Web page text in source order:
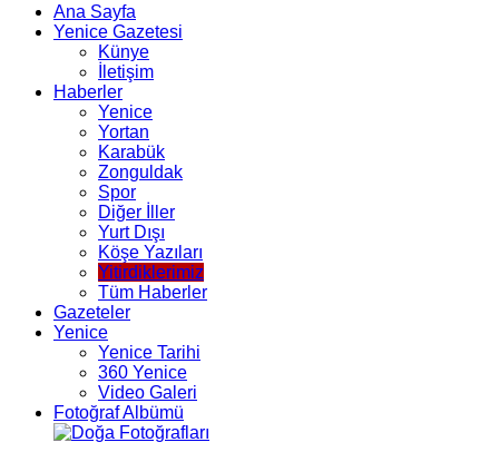
Ana Sayfa
Yenice Gazetesi
Künye
İletişim
Haberler
Yenice
Yortan
Karabük
Zonguldak
Spor
Diğer İller
Yurt Dışı
Köşe Yazıları
Yitirdiklerimiz
Tüm Haberler
Gazeteler
Yenice
Yenice Tarihi
360 Yenice
Video Galeri
Fotoğraf Albümü